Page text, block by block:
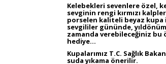
Kelebekleri sevenlere özel,
sevginin rengi kırmızı
porselen kaliteli beyaz kupa
sevgililer gününde,
zamanda verebileceğiniz bu
hediye…
Kupalarımız T.C. Sağlık
suda yıkama önerilir.